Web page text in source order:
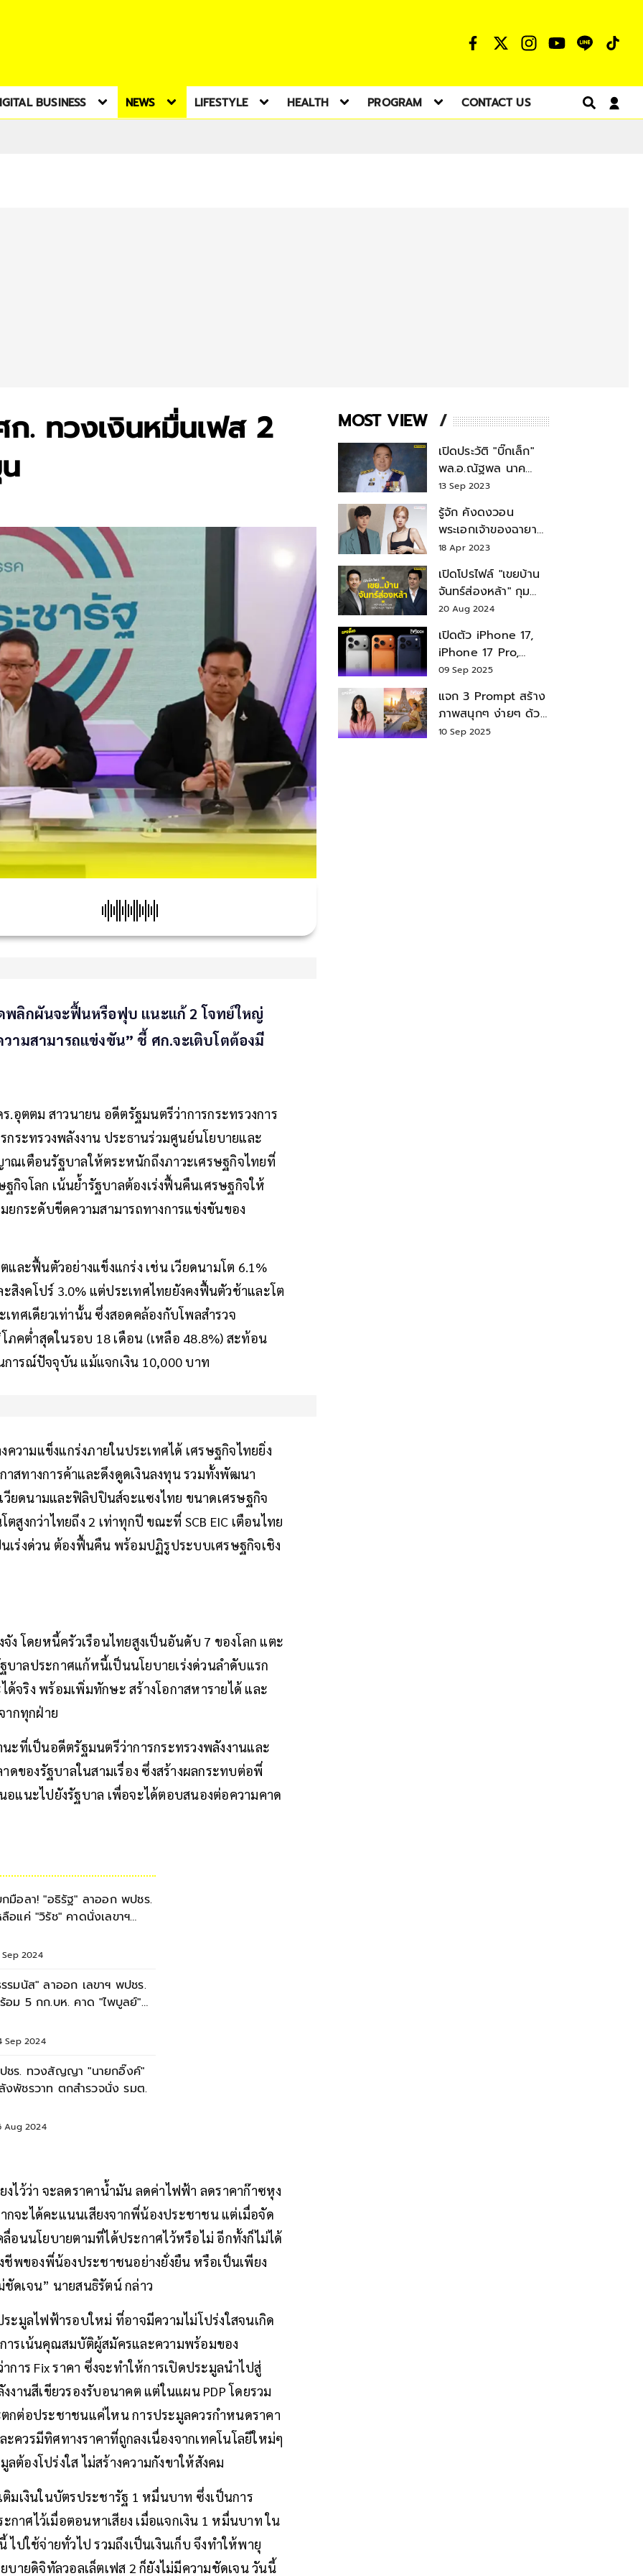
BUSINESS NEWS LIFESTYLE HEALTH PROGRAM CONTACT US
. ทวงเงินหมื่นเฟส 2
พลิกผันจะฟื้นหรือฟุบ แนะแก้ 2 โจทย์ใหญ่
ามสามารถแข่งขัน” ชี้ ศก.จะเติบโตต้องมี
.อุตตม สาวนายน อดีตรัฐมนตรีว่าการกระทรวงการ
ระทรวงพลังงาน ประธานร่วมศูนย์นโยบายและ
ณเตือนรัฐบาลให้ตระหนักถึงภาวะเศรษฐกิจไทยที่
กิจโลก เน้นย้ำรัฐบาลต้องเร่งฟื้นคืนเศรษฐกิจให้
กระดับขีดความสามารถทางการแข่งขันของ
ละฟื้นตัวอย่างแข็งแกร่ง เช่น เวียดนามโต 6.1%
สิงคโปร์ 3.0% แต่ประเทศไทยยังคงฟื้นตัวช้าและโต
เทศเดียวเท่านั้น ซึ่งสอดคล้องกับโพลสำรวจ
คต่ำสุดในรอบ 18 เดือน (เหลือ 48.8%) สะท้อน
ารณ์ปัจจุบัน แม้แจกเงิน 10,000 บาท
วามแข็งแกร่งภายในประเทศได้ เศรษฐกิจไทยยิ่ง
สทางการค้าและดึงดูดเงินลงทุน รวมทั้งพัฒนา
วียดนามและฟิลิปปินส์จะแซงไทย ขนาดเศรษฐกิจ
งกว่าไทยถึง 2 เท่าทุกปี ขณะที่ SCB EIC เตือนไทย
เร่งด่วน ต้องฟื้นคืน พร้อมปฏิรูประบบเศรษฐกิจเชิง
ง โดยหนี้ครัวเรือนไทยสูงเป็นอันดับ 7 ของโลก แตะ
บาลประกาศแก้หนี้เป็นนโยบายเร่งด่วนลำดับแรก
จริง พร้อมเพิ่มทักษะ สร้างโอกาสหารายได้ และ
ากทุกฝ่าย
ะที่เป็นอดีตรัฐมนตรีว่าการกระทรวงพลังงานและ
ของรัฐบาลในสามเรื่อง ซึ่งสร้างผลกระทบต่อพี่
อแนะไปยังรัฐบาล เพื่อจะได้ตอบสนองต่อความคาด
กมือลา! "อธิรัฐ" ลาออก พปชร.
ลือแค่ "วิรัช" คาดนั่งเลขาฯ
Sep 2024
รมนัส" ลาออก เลขาฯ พปชร.
อม 5 กก.บห. คาด "ไพบูลย์"
Sep 2024
ชร. ทวงสัญญา "นายกอิ๊งค์"
งพัชรวาท ตกสำรวจนั่ง รมต.
Aug 2024
ไว้ว่า จะลดราคาน้ำมัน ลดค่าไฟฟ้า ลดราคาก๊าซหุง
จะได้คะแนนเสียงจากพี่น้องประชาชน แต่เมื่อจัด
อนนโยบายตามที่ได้ประกาศไว้หรือไม่ อีกทั้งก็ไม่ได้
พของพี่น้องประชาชนอย่างยั่งยืน หรือเป็นเพียง
ดเจน” นายสนธิรัตน์ กล่าว
ะมูลไฟฟ้ารอบใหม่ ที่อาจมีความไม่โปร่งใสจนเกิด
ารเน้นคุณสมบัติผู้สมัครและความพร้อมของ
การ Fix ราคา ซึ่งจะทำให้การเปิดประมูลนำไปสู่
งานสีเขียวรองรับอนาคต แต่ในแผน PDP โดยรวม
กต่อประชาชนแค่ไหน การประมูลควรกำหนดราคา
วรมีทิศทางราคาที่ถูกลงเนื่องจากเทคโนโลยีใหม่ๆ
องโปร่งใส ไม่สร้างความกังขาให้สังคม
มเงินในบัตรประชารัฐ 1 หมื่นบาท ซึ่งเป็นการ
าศไว้เมื่อตอนหาเสียง เมื่อแจกเงิน 1 หมื่นบาท ใน
ปใช้จ่ายทั่วไป รวมถึงเป็นเงินเก็บ จึงทำให้พายุ
ายดิจิทัลวอลเล็ตเฟส 2 ก็ยังไม่มีความชัดเจน วันนี้
MOST VIEW
เปิดประวัติ "บิ๊กเล็ก"
พล.อ.ณัฐพล นาค
พาณิชย์ จากเลขาฯ
สมช.-เลขาฯ
รมว.กลาโหม
13 Sep 2023
รู้จัก คังดงวอน
พระเอกเจ้าของฉายา
สมบัติแห่งชาติ หลังมี
18 Apr 2023
เปิดโปรไฟล์ "เขยบ้าน
จันทร์ส่องหล้า" กุม
บังเหียนธุรกิจตระกูล
"ชินวัตร"
20 Aug 2024
เปิดตัว iPhone 17,
iPhone 17 Pro,
iPhone 17 Air สเปค
09 Sep 2025
แจก 3 Prompt สร้าง
ภาพสนุกๆ ง่ายๆ ด้วย
Nano Banana ใน
10 Sep 2025